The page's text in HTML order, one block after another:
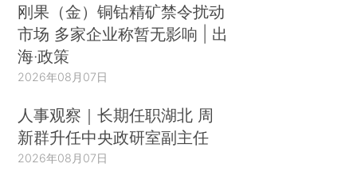
刚果（金）铜钴精矿禁令扰动
市场 多家企业称暂无影响 | 出
海·政策
2026年08月07日
人事观察｜长期任职湖北 周
新群升任中央政研室副主任
2026年08月07日